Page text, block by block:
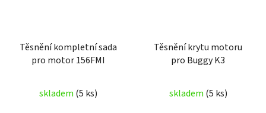
Těsnění kompletní sada
pro motor 156FMI
skladem (5 ks)
Těsnění krytu motoru
pro Buggy K3
skladem (5 ks)